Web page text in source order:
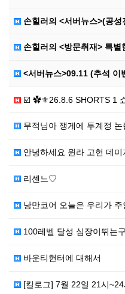
손힐러의 <서버뉴스>(공성전,
손힐러의 <방문취재> 특별
<서버뉴스>09.11 (추석 이
☑️ ✿⚜26.8.6 SHORTS 1
무적님아 쟁게에 투계정
안녕하세요 윈라 고헌 데미
리센느♡
낭만코어 오늘은 우리가 주
100레벨 달성 심장이뛰는
바운티헌터에 대해서
[킬로그] 7월 22일 21시